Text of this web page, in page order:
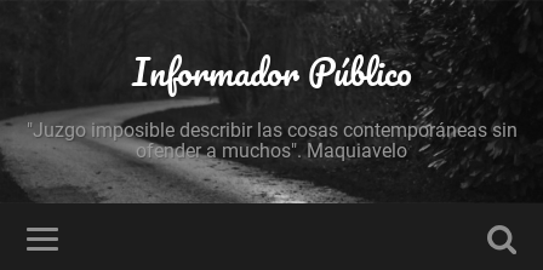
Informador Público
"Juzgo imposible describir las cosas contemporáneas sin
ofender a muchos". Maquiavelo